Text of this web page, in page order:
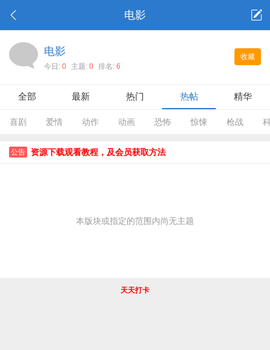
电影
收藏
电影
今日: 0 主题: 0 排名: 6
全部 最新 热门 热帖 精华
喜剧 爱情 动作 动画 恐怖 惊悚 枪战
公告 资源下载观看教程，及会员获取方法
本版块或指定的范围内尚无主题
天天打卡